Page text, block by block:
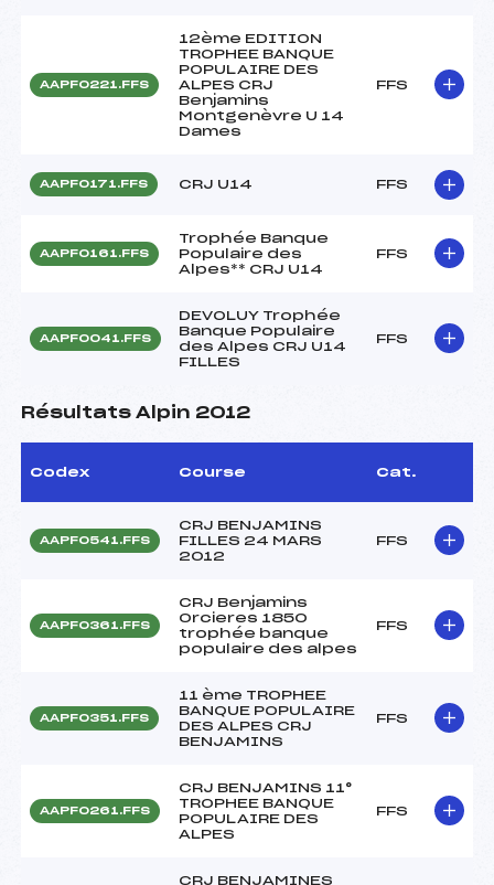
AAPF0221.FFS
12ème EDITION
TROPHEE BANQUE
POPULAIRE DES
ALPES CRJ
Benjamins
Montgenèvre U 14
Dames
FFS
AAPF0171.FFS CRJ U14 FFS
AAPF0161.FFS
Trophée Banque
Populaire des
Alpes** CRJ U14
FFS
AAPF0041.FFS
DEVOLUY Trophée
Banque Populaire
des Alpes CRJ U14
FILLES
FFS
Résultats Alpin 2012
Codex Course Cat.
AAPF0541.FFS
CRJ BENJAMINS
FILLES 24 MARS
2012
FFS
AAPF0361.FFS
CRJ Benjamins
Orcieres 1850
trophée banque
populaire des alpes
FFS
AAPF0351.FFS
11 ème TROPHEE
BANQUE POPULAIRE
DES ALPES CRJ
BENJAMINS
FFS
AAPF0261.FFS
CRJ BENJAMINS 11°
TROPHEE BANQUE
POPULAIRE DES
ALPES
FFS
CRJ BENJAMINES